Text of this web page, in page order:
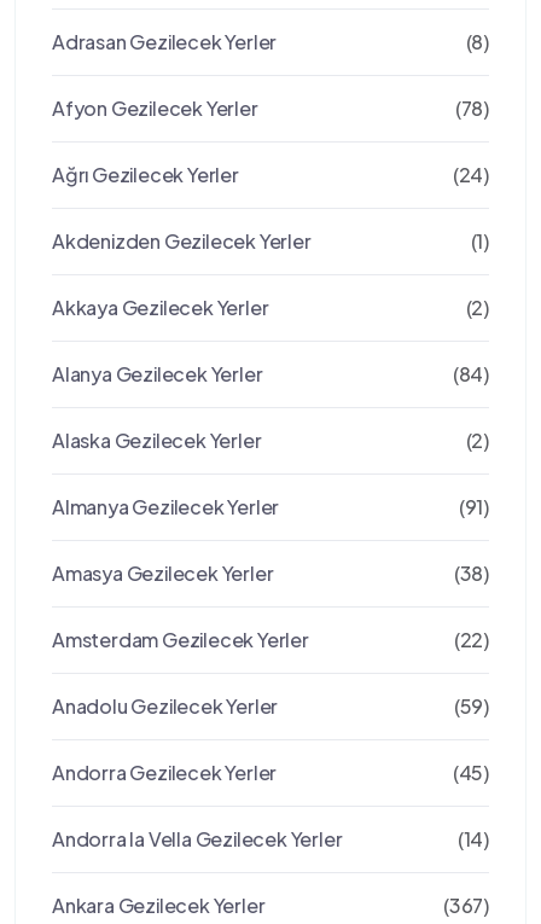
Adrasan Gezilecek Yerler (8)
Afyon Gezilecek Yerler (78)
Ağrı Gezilecek Yerler (24)
Akdenizden Gezilecek Yerler (1)
Akkaya Gezilecek Yerler (2)
Alanya Gezilecek Yerler (84)
Alaska Gezilecek Yerler (2)
Almanya Gezilecek Yerler (91)
Amasya Gezilecek Yerler (38)
Amsterdam Gezilecek Yerler (22)
Anadolu Gezilecek Yerler (59)
Andorra Gezilecek Yerler (45)
Andorra la Vella Gezilecek Yerler (14)
Ankara Gezilecek Yerler (367)